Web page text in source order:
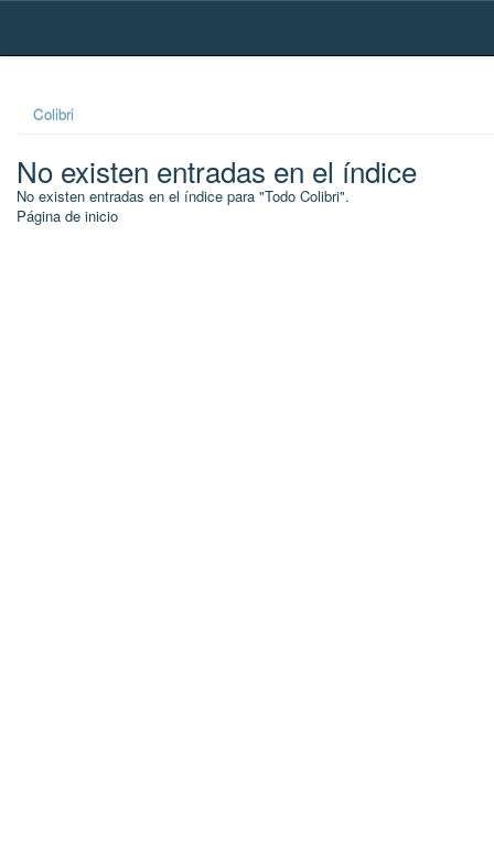
Skip
Colibri
No existen entradas en el índice
No existen entradas en el índice para "Todo Colibri".
Página de inicio